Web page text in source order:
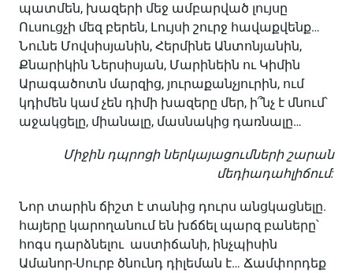
պատմեն, խազերի մեջ ամբարված լույսը
Ուսուցչի մեզ բերեն, Լույսի շուրջ հավաքվենք…
Նունե Մովսիսյանին, Հերմինե Անտոնյանին,
Քնարիկին Ներսիսյան, Մարինեին ու Կիմին
Արագածոտն մարզից, յուրաքանչյուրին, ում
կդիմեն կամ չեն դիմի խազերը մեր, ի՞նչ է մնում՝
աջակցելը, միանալը, մասնակից դառնալը…
Միջին դպրոցի ներկայացումների շարան
մեդիադահլիճում:
Նոր տարին ճիշտ է տանից դուրս անցկացնելը.
հայերը կարողանում են խճճել պարզ բաները՝
հոգս դարձնելու աստիճանի, ինչպիսին
Ամանոր-Սուրբ ծնունդ դիլեման է… Ճամփորդեք